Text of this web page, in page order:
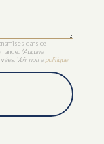
dans ce
(Aucune
Voir notrepolitique